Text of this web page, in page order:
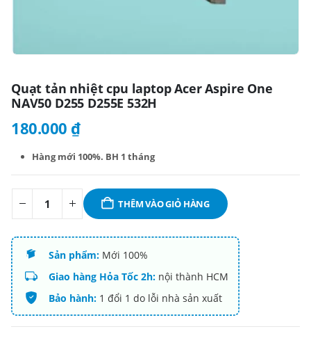
Quạt tản nhiệt cpu laptop Acer Aspire One
NAV50 D255 D255E 532H
180.000 ₫
Hàng mới 100%. BH 1 tháng
THÊM VÀO GIỎ HÀNG
Sản phẩm:Mới 100%
Giao hàng Hỏa Tốc 2h:nội thành HCM
Bảo hành:1 đổi 1 do lỗi nhà sản xuất